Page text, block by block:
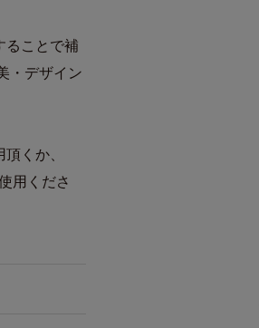
ることで補
・デザイン
くか、
用くださ